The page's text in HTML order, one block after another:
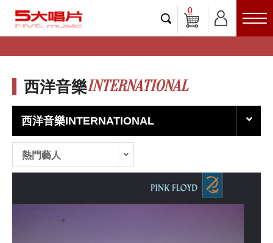
0
西洋音樂INTERNATIONAL
西洋音樂INTERNATIONAL
熱門藝人